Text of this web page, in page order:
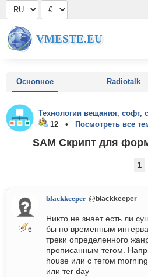
VMESTE.EU
Основное Radiotalk
Технологии вещания, софт,
12 •
Посмотреть все
SAM Скрипт для
1
6
blackkeeper @blackkeeper
Никто не знает есть ли
бы по временным
треки определенного
прописанным тегом.
house или с тегом
или тег day